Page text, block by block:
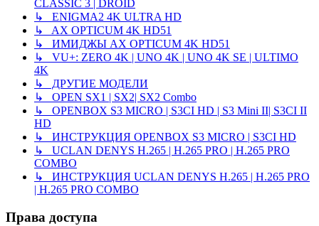
CLASSIC 3 | DROID
↳ ENIGMA2 4K ULTRA HD
↳ AX OPTICUM 4K HD51
↳ ИМИДЖЫ AX OPTICUM 4K HD51
↳ VU+: ZERO 4K | UNO 4K | UNO 4K SE | ULTIMO
4K
↳ ДРУГИЕ МОДЕЛИ
↳ OPEN SX1 | SX2| SX2 Combo
↳ OPENBOX S3 MICRO | S3CI HD | S3 Mini II| S3CI II
HD
↳ ИНСТРУКЦИЯ OPENBOX S3 MICRO | S3CI HD
↳ UCLAN DENYS H.265 | H.265 PRO | H.265 PRO
COMBO
↳ ИНСТРУКЦИЯ UCLAN DENYS H.265 | H.265 PRO
| H.265 PRO COMBO
Права доступа